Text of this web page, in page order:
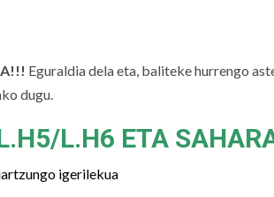
Eguraldia dela eta, baliteke hurrengo
dugu.
L.H6 ETA
igerilekua